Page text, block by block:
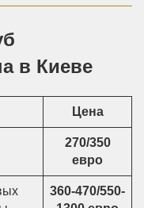
в Киеве
Цена
270/350
евро
360-470/550-